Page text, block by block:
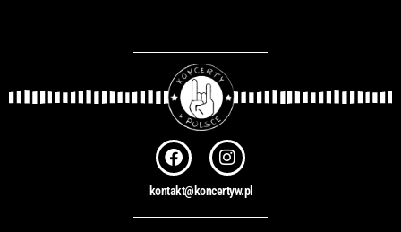
F
a
c
e
b
I
n
s
t
a
kontakt@koncertyw.pl